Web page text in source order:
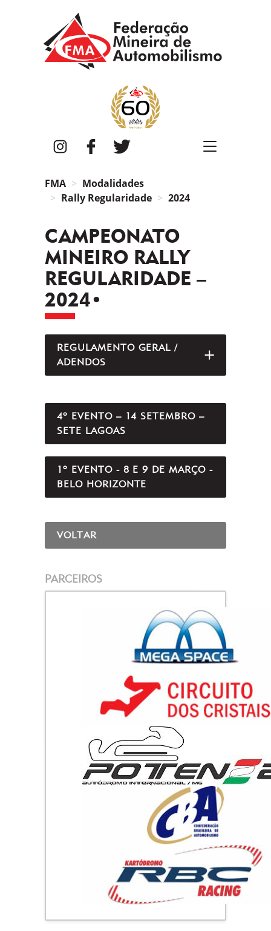
InstagramFacebook
FMA
Modalidades
Rally Regularidade
2024
CAMPEONATO
MINEIRO RALLY
REGULARIDADE –
2024•
REGULAMENTO GERAL /
ADENDOS
4º EVENTO – 14 SETEMBRO –
SETE LAGOAS
1º EVENTO - 8 E 9 DE MARÇO -
BELO HORIZONTE
VOLTAR
PARCEIROS